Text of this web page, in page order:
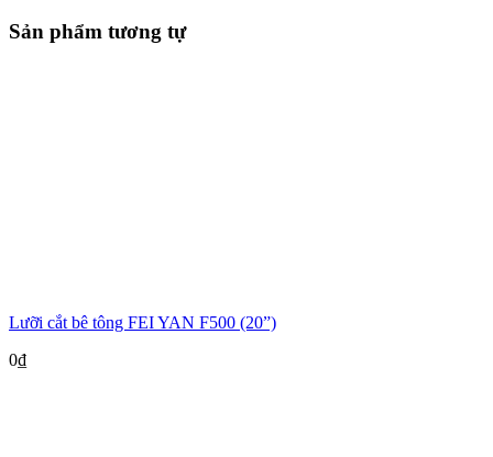
Sản phẩm tương tự
Lưỡi cắt bê tông FEI YAN F500 (20”)
0₫